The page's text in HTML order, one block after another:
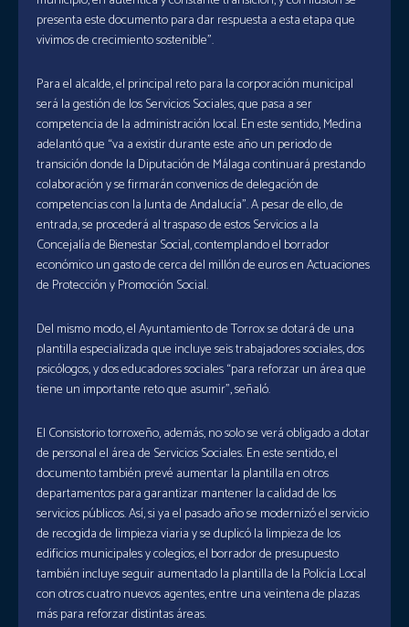
presenta este documento para dar respuesta a esta etapa que
vivimos de crecimiento sostenible”.
Para el alcalde, el principal reto para la corporación municipal
será la gestión de los Servicios Sociales, que pasa a ser
competencia de la administración local. En este sentido, Medina
adelantó que “va a existir durante este año un periodo de
transición donde la Diputación de Málaga continuará prestando
colaboración y se firmarán convenios de delegación de
competencias con la Junta de Andalucía”. A pesar de ello, de
entrada, se procederá al traspaso de estos Servicios a la
Concejalía de Bienestar Social, contemplando el borrador
económico un gasto de cerca del millón de euros en Actuaciones
de Protección y Promoción Social.
Del mismo modo, el Ayuntamiento de Torrox se dotará de una
plantilla especializada que incluye seis trabajadores sociales, dos
psicólogos, y dos educadores sociales “para reforzar un área que
tiene un importante reto que asumir”, señaló.
El Consistorio torroxeño, además, no solo se verá obligado a dotar
de personal el área de Servicios Sociales. En este sentido, el
documento también prevé aumentar la plantilla en otros
departamentos para garantizar mantener la calidad de los
servicios públicos. Así, si ya el pasado año se modernizó el servicio
de recogida de limpieza viaria y se duplicó la limpieza de los
edificios municipales y colegios, el borrador de presupuesto
también incluye seguir aumentado la plantilla de la Policía Local
con otros cuatro nuevos agentes, entre una veintena de plazas
más para reforzar distintas áreas.